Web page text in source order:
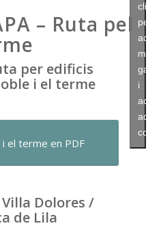
– Ruta pel
per edificis
i el terme
clic
per
i
el terme en PDF
Dolores /
de Lila